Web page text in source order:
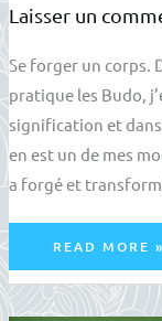
Laisser un
Se forger un corps.
pratique les Budo,
signification et dans
en est un de mes
a forgé et
SHINTAÏ
TANREN
:
FORGER
LE
CORPS
READ MORE »